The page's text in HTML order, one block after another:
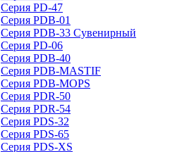
Серия PD-47
Серия PDB-01
Серия PDB-33 Сувенирный
Серия PD-06
Серия PDB-40
Серия PDB-MASTIF
Серия PDB-MOPS
Серия PDR-50
Серия PDR-54
Серия PDS-32
Серия PDS-65
Серия PDS-XS